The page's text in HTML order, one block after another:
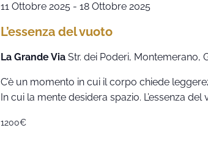
L’essenza del vuoto
11 Ottobre 2025- 18 Ottobre 2025
La Grande Via Str. dei Poderi, Montemerano,
C’è un momento in cui il corpo chiede
In cui la mente desidera spazio. L’essenza
1200€